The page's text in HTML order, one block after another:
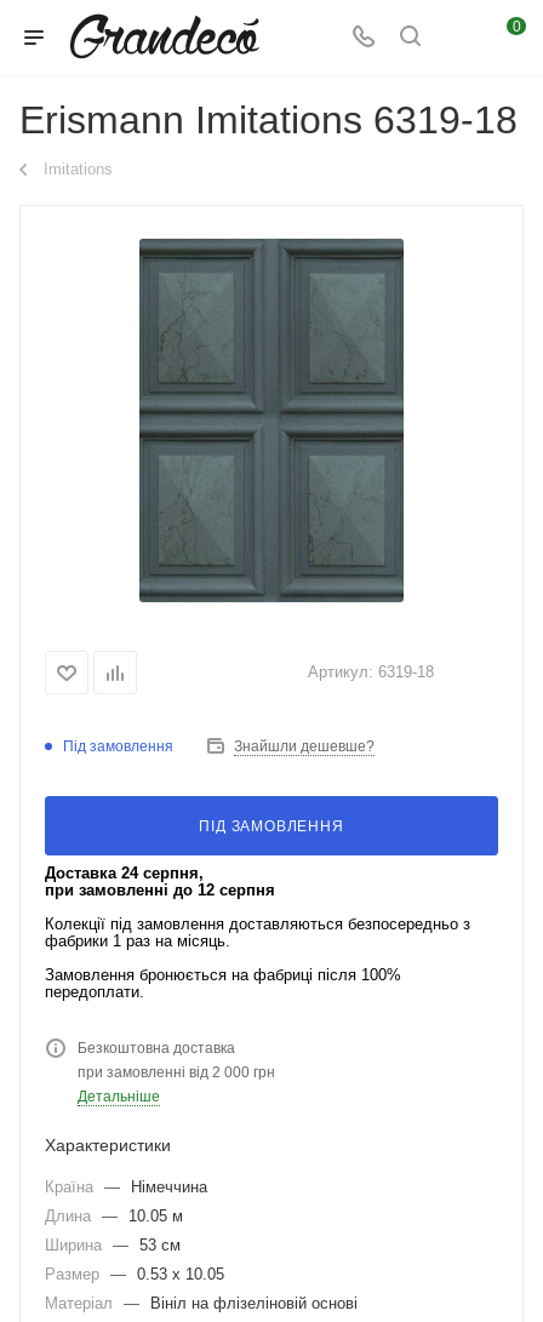
0
Erismann Imitations 6319-18
Imitations
Артикул: 6319-18
Під замовлення Знайшли дешевше?
ПІД ЗАМОВЛЕННЯ
Доставка 24 серпня,
при замовленні до 12 серпня
Колекції під замовлення доставляються безпосередньо з
фабрики 1 раз на місяць.
Замовлення бронюється на фабриці після 100%
передоплати.
Безкоштовна доставка
при замовленні від 2 000 грн
Детальніше
Характеристики
Країна —
Німеччина
Длина —
10.05 м
Ширина — 53 см
Размер — 0.53 x 10.05
Матеріал
—
Вініл на флізеліновій основі